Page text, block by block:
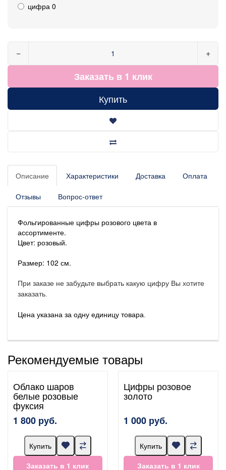
цифра 0
− +
Заказать в 1 клик
Купить
Описание Характеристики Доставка Оплата
Отзывы Вопрос-ответ
Фольгированные цифры розового цвета в
ассортименте.
Цвет: розовый.
Размер: 102 см.
При заказе не забудьте выбрать какую цифру Вы хотите
заказать.
Цена указана за одну единицу товара.
Рекомендуемые товары
Облако шаров
белые розовые
фуксия
1 800 руб.
Купить
Заказать в 1 клик
Цифры розовое
золото
1 000 руб.
Купить
Заказать в 1 клик